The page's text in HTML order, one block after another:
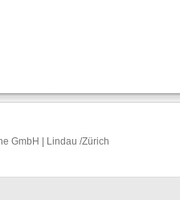
GmbH | Lindau /Zürich